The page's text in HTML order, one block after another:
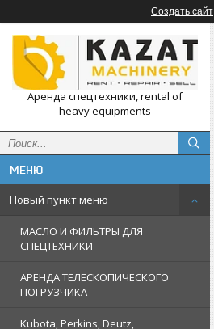
Создать сайт
Аренда спецтехники, rental of
heavy equipments
Новый пункт меню
МАСЛО И ФИЛЬТРЫ ДЛЯ
СПЕЦТЕХНИКИ
АРЕНДА ТЕЛЕСКОПИЧЕСКОГО
ПОГРУЗЧИКА
Kubota, Perkins, Deutz,